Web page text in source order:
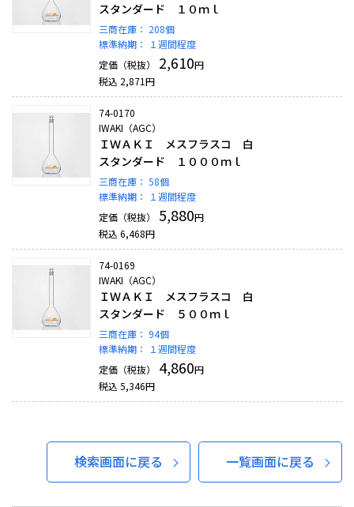
スタンダード １０ｍｌ
三商在庫： 208個
標準納期：
１週間程度
定価（税抜）
2,610円
税込 2,871円
74-0170
IWAKI（AGC）
ＩＷＡＫＩ メスフラスコ 白
スタンダード １０００ｍｌ
三商在庫： 58個
標準納期：
１週間程度
定価（税抜）
5,880円
税込 6,468円
74-0169
IWAKI（AGC）
ＩＷＡＫＩ メスフラスコ 白
スタンダード ５００ｍｌ
三商在庫： 94個
標準納期：
１週間程度
定価（税抜）
4,860円
税込 5,346円
検索画面に戻る 一覧画面に戻る